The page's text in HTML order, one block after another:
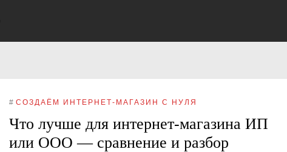
# СОЗДАЁМ ИНТЕРНЕТ-МАГАЗИН С НУЛЯ
Что лучше для интернет-магазина ИП
или ООО — сравнение и разбор